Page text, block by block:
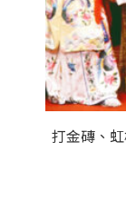
打金磚、